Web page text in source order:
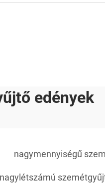
edények
nagymennyiségű
nagylétszámú